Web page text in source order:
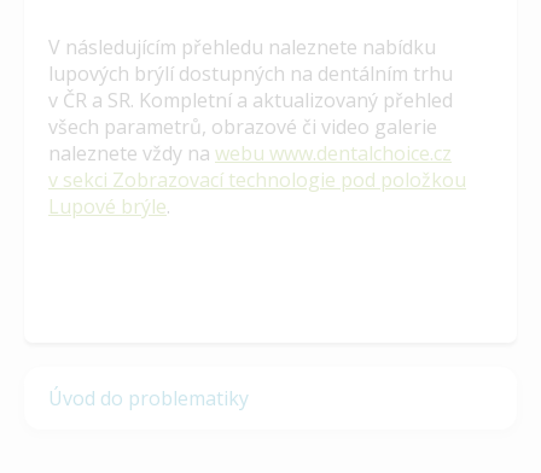
V následujícím přehledu naleznete nabídku
lupových brýlí dostupných na dentálním trhu
v ČR a SR. Kompletní a aktualizovaný přehled
všech parametrů, obrazové či video galerie
naleznete vždy na webu www.dentalchoice.cz
v sekci Zobrazovací technologie pod položkou
Lupové brýle.
Úvod do problematiky